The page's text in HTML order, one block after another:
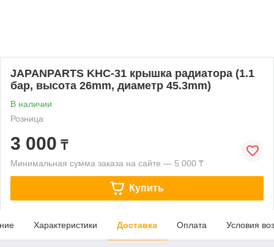
JAPANPARTS KHC-31 крышка радиатора (1.1
бар, высота 26mm, диаметр 45.3mm)
В наличии
Розница
3 000 ₸
Минимальная сумма заказа на сайте — 5 000 ₸
Купить
Характеристики Доставка Оплата Условия